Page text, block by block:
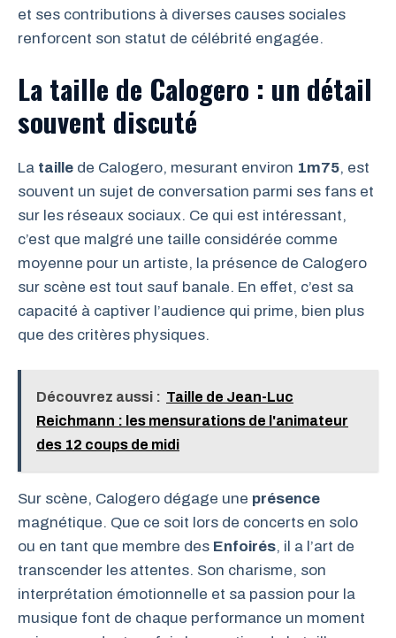
et ses contributions à diverses causes sociales
renforcent son statut de célébrité engagée.
La taille de Calogero : un détail
souvent discuté
La taille de Calogero, mesurant environ 1m75, est
souvent un sujet de conversation parmi ses fans et
sur les réseaux sociaux. Ce qui est intéressant,
c’est que malgré une taille considérée comme
moyenne pour un artiste, la présence de Calogero
sur scène est tout sauf banale. En effet, c’est sa
capacité à captiver l’audience qui prime, bien plus
que des critères physiques.
Découvrez aussi : Taille de Jean-Luc
Reichmann : les mensurations de l'animateur
des 12 coups de midi
Sur scène, Calogero dégage une présence
magnétique. Que ce soit lors de concerts en solo
ou en tant que membre des Enfoirés, il a l’art de
transcender les attentes. Son charisme, son
interprétation émotionnelle et sa passion pour la
musique font de chaque performance un moment